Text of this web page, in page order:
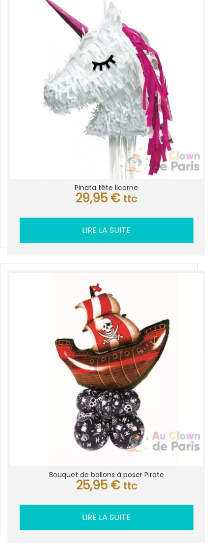
Pinata tête licorne
29,95 € ttc
LIRE LA SUITE
Bouquet de ballons à poser Pirate
25,95 € ttc
LIRE LA SUITE